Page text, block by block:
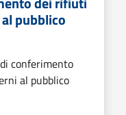
pubblico
conferimento
al pubblico